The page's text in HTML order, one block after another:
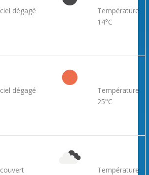
ciel dégagé
Température
14°C
ciel dégagé
Température
25°C
couvert
Température